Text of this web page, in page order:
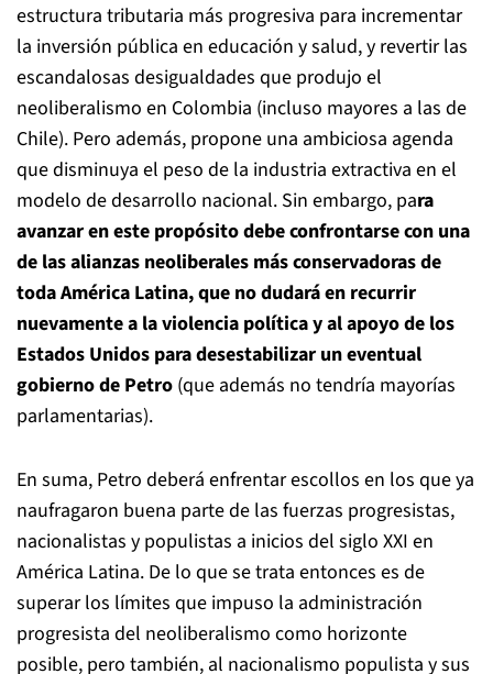
estructura tributaria más progresiva para incrementar
la inversión pública en educación y salud, y revertir las
escandalosas desigualdades que produjo el
neoliberalismo en Colombia (incluso mayores a las de
Chile). Pero además, propone una ambiciosa agenda
que disminuya el peso de la industria extractiva en el
modelo de desarrollo nacional. Sin embargo, para
avanzar en este propósito debe confrontarse con una
de las alianzas neoliberales más conservadoras de
toda América Latina, que no dudará en recurrir
nuevamente a la violencia política y al apoyo de los
Estados Unidos para desestabilizar un eventual
gobierno de Petro (que además no tendría mayorías
parlamentarias).
En suma, Petro deberá enfrentar escollos en los que ya
naufragaron buena parte de las fuerzas progresistas,
nacionalistas y populistas a inicios del siglo XXI en
América Latina. De lo que se trata entonces es de
superar los límites que impuso la administración
progresista del neoliberalismo como horizonte
posible, pero también, al nacionalismo populista y sus